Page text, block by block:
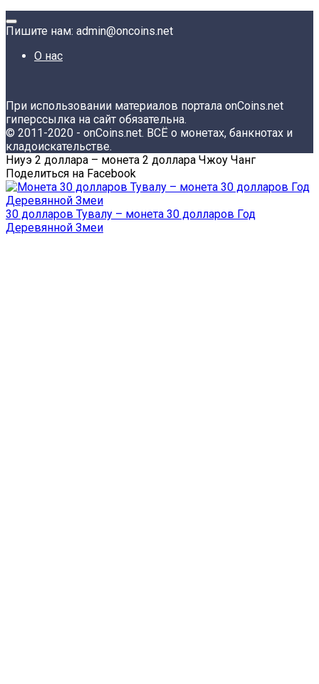
Пишите нам: admin@oncoins.net
О нас
При использовании материалов портала onCoins.net
гиперссылка на сайт обязательна.
© 2011-2020 - onCoins.net. ВСЁ о монетах, банкнотах и
кладоискательстве.
Ниуэ 2 доллара – монета 2 доллара Чжоу Чанг
Поделиться на Facebook
30 долларов Тувалу – монета 30 долларов Год
Деревянной Змеи